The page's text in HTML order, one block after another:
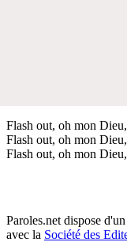
Flash out, oh mon
Flash out, oh mon
Flash out, oh mon
Paroles.net dispose
avec la Société des